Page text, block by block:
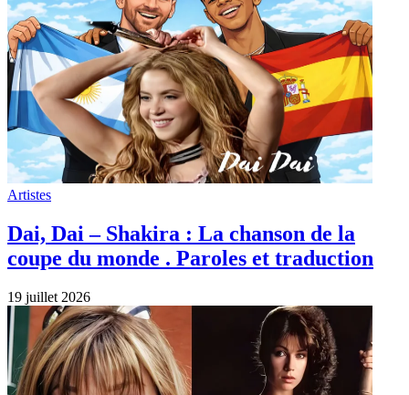
Artistes
Dai, Dai – Shakira : La chanson de la
coupe du monde . Paroles et traduction
19 juillet 2026